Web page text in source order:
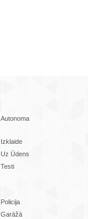
Autonoma
Izklaide
Uz Ūdens
Testi
Policija
Garāžā